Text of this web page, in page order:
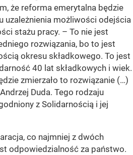
że reforma emerytalna będzie
uzależnienia możliwości odejścia
stażu pracy. – To nie jest
rozwiązania, bo to jest
okresu składkowego. To jest
40 lat składkowych i wiek.
zmierzało to rozwiązanie (…)
Duda. Tego rodzaju
z Solidarnością i jej
co najmniej z dwóch
odpowiedzialność za państwo.